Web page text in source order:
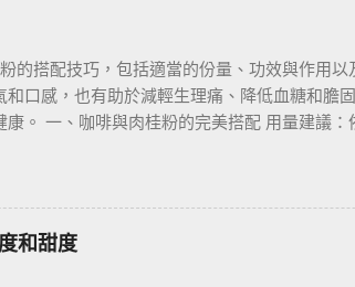
的搭配技巧，包括適當的份量、功效與作用
和口感，也有助於減輕生理痛、降低血糖和膽
。 一、咖啡與肉桂粉的完美搭配 用量建議
減輕生理痛：肉桂粉具有消炎、鎮痛作用，
、膽固醇：肉桂粉能夠刺激胰島素分泌，降低
和甜度